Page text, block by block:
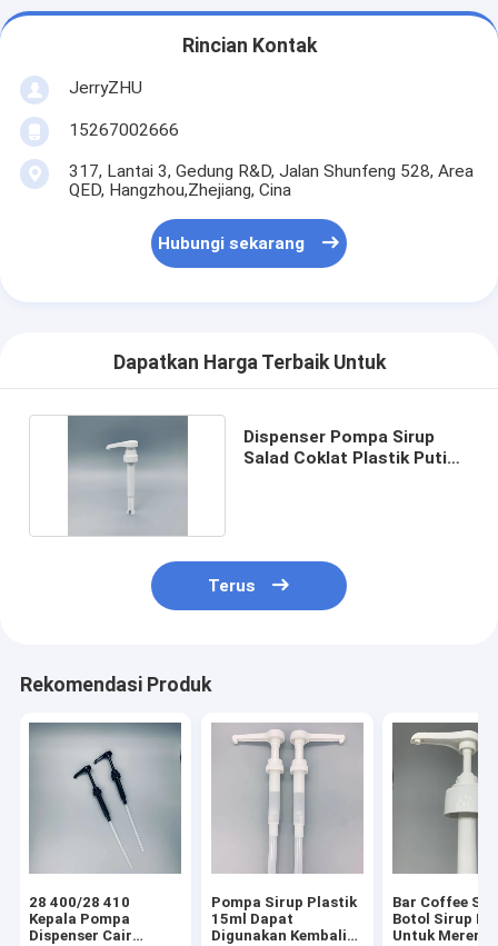
Rincian Kontak
JerryZHU
15267002666
317, Lantai 3, Gedung R&D, Jalan Shunfeng 528, Area
QED, Hangzhou,Zhejiang, Cina
Hubungi sekarang
Dapatkan Harga Terbaik Untuk
Dispenser Pompa Sirup
Salad Coklat Plastik Putih
Terus
Rekomendasi Produk
28 400/28 410
Kepala Pompa
Dispenser Cair
Pompa Sirup Plastik
15ml Dapat
Digunakan Kembali
Bar Coffee
Botol Sirup
Untuk